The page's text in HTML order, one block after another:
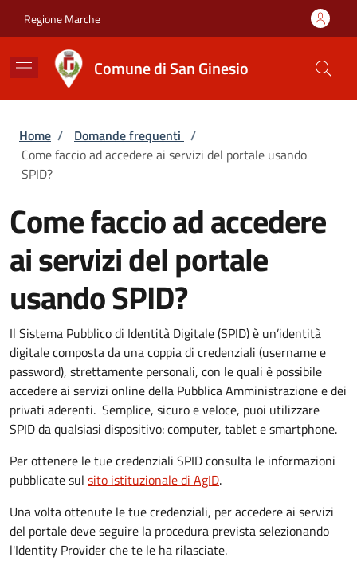
Regione Marche
Comune di San Ginesio
Briciole di pane
Home / Domande frequenti /
Come faccio ad accedere ai servizi del portale usando
SPID?
Come faccio ad accedere
ai servizi del portale
usando SPID?
Il Sistema Pubblico di Identità Digitale (SPID) è un’identità
digitale composta da una coppia di credenziali (username e
password), strettamente personali, con le quali è possibile
accedere ai servizi online della Pubblica Amministrazione e dei
privati aderenti. Semplice, sicuro e veloce, puoi utilizzare
SPID da qualsiasi dispositivo: computer, tablet e smartphone.
Per ottenere le tue credenziali SPID consulta le informazioni
pubblicate sul sito istituzionale di AgID.
Una volta ottenute le tue credenziali, per accedere ai servizi
del portale deve seguire la procedura prevista selezionando
l'Identity Provider che te le ha rilasciate.